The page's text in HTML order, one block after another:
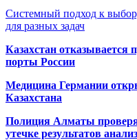
Системный подход к
для разных задач
Казахстан отказывается
порты России
Медицина Германии
Казахстана
Полиция Алматы
утечке результатов